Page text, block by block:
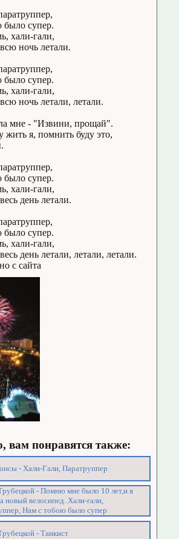
супер.
хали-гали,
ночь летали.
супер.
хали-гали,
ночь летали, летали.
мне - "Извини, прощай".
жить я, помнить буду это,
супер.
хали-гали,
день летали.
супер.
хали-гали,
день летали, летали, летали.
с сайта
вам понравятся также:
- Хали-Гали, Паратруппер
- Помню мне было 10 лет,и я
новый велосипед..Хали-гали,
Нам с тобою было супер
- Танкист